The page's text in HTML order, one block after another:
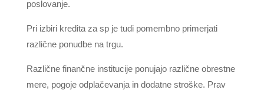
poslovanje.
Pri izbiri kredita za sp je tudi pomembno primerjati
različne ponudbe na trgu.
Različne finančne institucije ponujajo različne obrestne
mere, pogoje odplačevanja in dodatne stroške. Prav